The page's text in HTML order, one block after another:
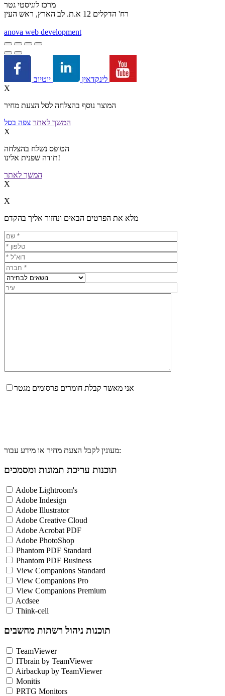
מרכז לוגיסטי גטר
רח' הדקלים 12 א.ת. לב הארץ, ראש העין
anova web development
לינקדאין
X
המוצר נוסף בהצלחה לסל הצעת מחיר
המשך לאתר צפה בסל
X
הטופס נשלח בהצלחה
תודה שפנית אלינו!
המשך לאתר
X
X
מלא את הפרטים הבאים ונחזור אליך בהקדם
אני מאשר קבלת חומרים פרסומים מגטר
מעונין לקבל הצעת מחיר או מידע עבור:
תוכנות עריכת תמונות ומסמכים
Adobe Lightroom's
Adobe Indesign
Adobe Illustrator
Adobe Creative Cloud
Adobe Acrobat PDF
Adobe PhotoShop
Phantom PDF Standard
Phantom PDF Business
View Companions Standard
View Companions Pro
View Companions Premium
Acdsee
Think-cell
תוכנות ניהול רשתות מחשבים
TeamViewer
ITbrain by TeamViewer
Airbackup by TeamViewer
Monitis
PRTG Monitors